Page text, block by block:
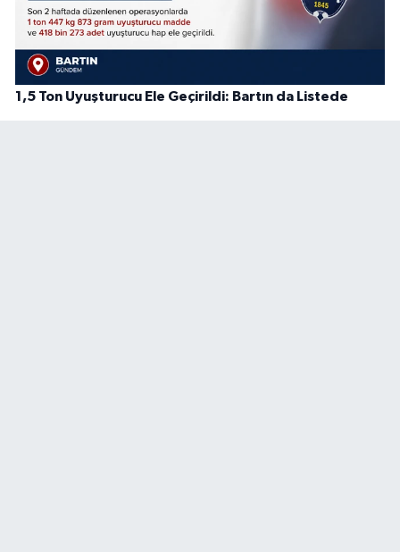
1,5 Ton Uyuşturucu Ele Geçirildi: Bartın da Listede